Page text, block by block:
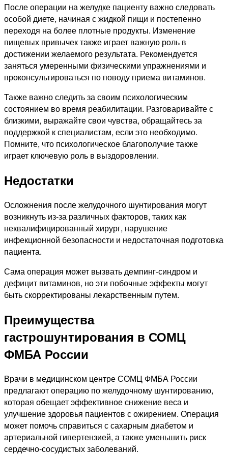
После операции на желудке пациенту важно следовать
особой диете, начиная с жидкой пищи и постепенно
переходя на более плотные продукты. Изменение
пищевых привычек также играет важную роль в
достижении желаемого результата. Рекомендуется
заняться умеренными физическими упражнениями и
проконсультироваться по поводу приема витаминов.
Также важно следить за своим психологическим
состоянием во время реабилитации. Разговаривайте с
близкими, выражайте свои чувства, обращайтесь за
поддержкой к специалистам, если это необходимо.
Помните, что психологическое благополучие также
играет ключевую роль в выздоровлении.
Недостатки
Осложнения после желудочного шунтирования могут
возникнуть из-за различных факторов, таких как
неквалифицированный хирург, нарушение
инфекционной безопасности и недостаточная подготовка
пациента.
Сама операция может вызвать демпинг-синдром и
дефицит витаминов, но эти побочные эффекты могут
быть скорректированы лекарственным путем.
Преимущества
гастрошунтирования в СОМЦ
ФМБА России
Врачи в медицинском центре СОМЦ ФМБА России
предлагают операцию по желудочному шунтированию,
которая обещает эффективное снижение веса и
улучшение здоровья пациентов с ожирением. Операция
может помочь справиться с сахарным диабетом и
артериальной гипертензией, а также уменьшить риск
сердечно-сосудистых заболеваний.